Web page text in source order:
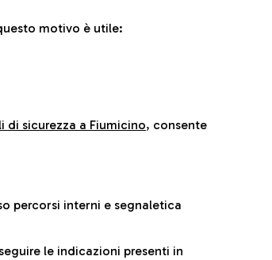
motivo è utile:
di sicurezza a Fiumicino, consente
percorsi interni e segnaletica
le indicazioni presenti in